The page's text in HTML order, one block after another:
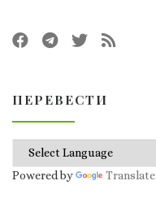
ПЕРЕВЕСТИ
Powered by Translate